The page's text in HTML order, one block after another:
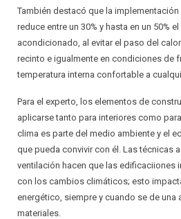
También destacó que la
reduce entre un 30% y hasta en un 50%
acondicionado, al evitar el paso del
recinto e igualmente en condiciones de
temperatura interna confortable a
Para el experto, los elementos de
aplicarse tanto para interiores como
clima es parte del medio ambiente y el
que pueda convivir con él. Las técnicas
ventilación hacen que las edificaciiones
con los cambios climáticos; esto
energético, siempre y cuando se de una
materiales.